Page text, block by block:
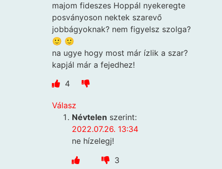
majom fideszes Hoppál nyekeregte
posványoson nektek szarevő
jobbágyoknak? nem figyelsz szolga?
🙂 🙂
na ugye hogy most már ízlik a szar?
kapjál már a fejedhez!
4
Válasz
Névtelen szerint:
2022.07.26. 13:34
ne hízelegj!
3